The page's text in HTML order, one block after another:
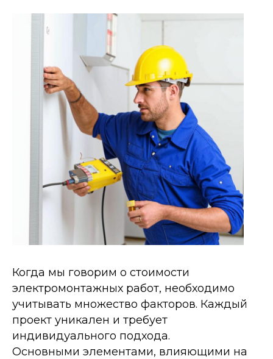
Когда мы говорим о стоимости
электромонтажных работ, необходимо
учитывать множество факторов. Каждый
проект уникален и требует
индивидуального подхода.
Основными элементами, влияющими на